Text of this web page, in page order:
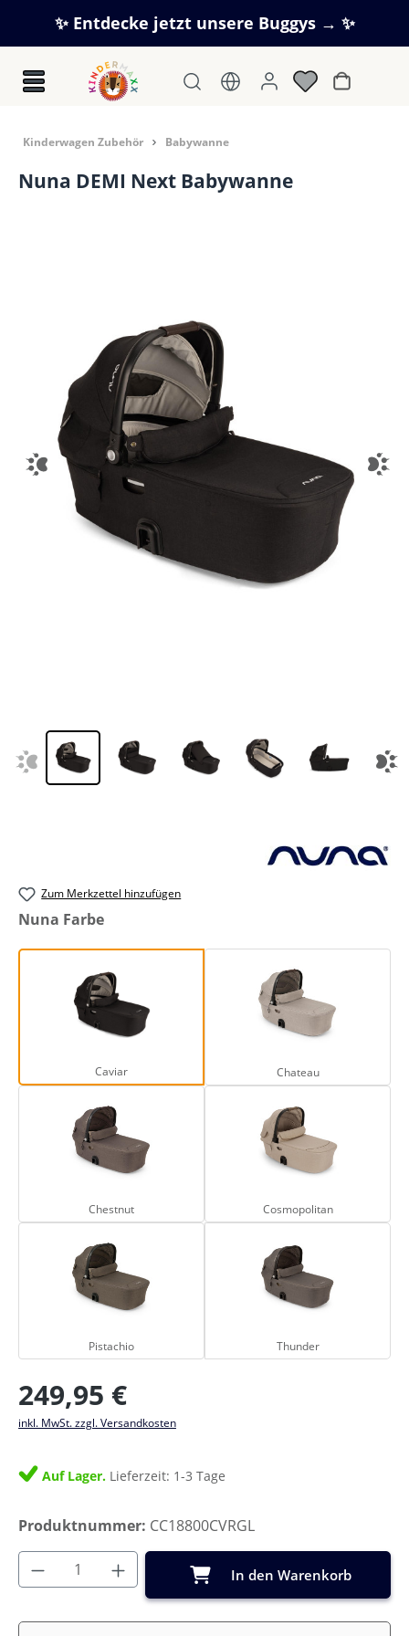
Zum Hauptinhalt springen
✨ Entdecke jetzt unsere Buggys → ✨
Kinderwagen Zubehör Babywanne
Nuna DEMI Next Babywanne
Zum Merkzettel hinzufügen
auswählen
Nuna Farbe
Caviar
Caviar
Chateau
Chateau
Chestnut
Chestnut
Cosmopolitan
Cosmopolitan
Pistachio
Pistachio
Thunder
Thunder
Regulärer Preis:
249,95 €
inkl. MwSt. zzgl. Versandkosten
Auf Lager. Lieferzeit: 1-3 Tage
Produktnummer: CC18800CVRGL
Produkt Anzahl: Gib den gewünschten
In den Warenkorb